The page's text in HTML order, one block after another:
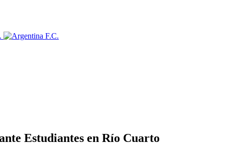
Estudiantes en Río Cuarto